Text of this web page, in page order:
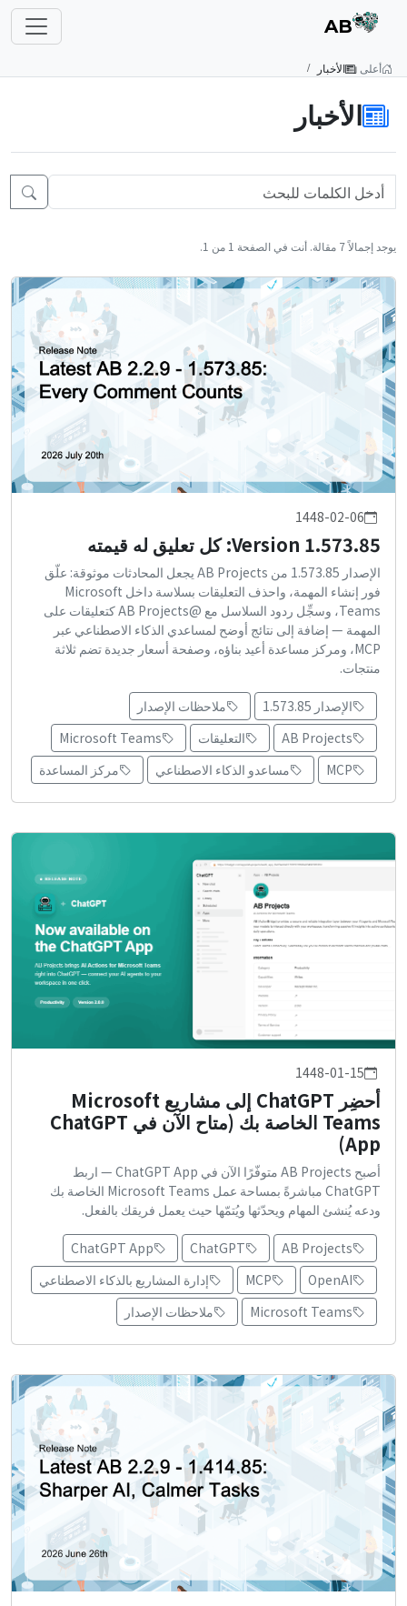
AB
أعلى الأخبار
الأخبار
يوجد إجمالاً 7 مقالة. أنت في الصفحة 1 من 1.
1448-02-06
Version 1.573.85: كل تعليق له قيمته
الإصدار 1.573.85 من AB Projects يجعل المحادثات موثوقة: علّق
فور إنشاء المهمة، واحذف التعليقات بسلاسة داخل Microsoft
Teams، وسجِّل ردود السلاسل مع @AB Projects كتعليقات على
المهمة — إضافة إلى نتائج أوضح لمساعدي الذكاء الاصطناعي عبر
MCP، ومركز مساعدة أعيد بناؤه، وصفحة أسعار جديدة تضم ثلاثة
منتجات.
الإصدار 1.573.85
ملاحظات الإصدار
AB Projects
التعليقات
Microsoft Teams
MCP
مساعدو الذكاء الاصطناعي مركز المساعدة
1448-01-15
أحضِر ChatGPT إلى مشاريع Microsoft
Teams الخاصة بك (متاح الآن في ChatGPT
App)
أصبح AB Projects متوفّرًا الآن في ChatGPT App — اربط
ChatGPT مباشرةً بمساحة عمل Microsoft Teams الخاصة بك
ودعه يُنشئ المهام ويحدّثها ويُتمّها حيث يعمل فريقك بالفعل.
AB Projects
ChatGPT
ChatGPT App
OpenAI
MCP
إدارة المشاريع بالذكاء الاصطناعي
Microsoft Teams
ملاحظات الإصدار